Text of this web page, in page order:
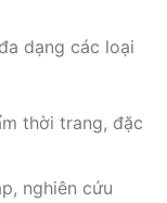
dạng các loại
thời trang, đặc
nghiên cứu